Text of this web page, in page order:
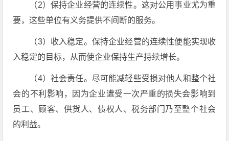
（2）保持企业经营的连续性。这对公用事业尤为重
要，这些单位有义务提供不间断的服务。
（3）收入稳定。保持企业经营的连续性便能实现收
入稳定的目标，从而使企业保持生产持续增长。
（4）社会责任。尽可能减轻些受损对他人和整个社
会的不利影响，因为企业遭受一次严重的损失会影响到
员工、顾客、供货人、债权人、税务部门乃至整个社会
的利益。